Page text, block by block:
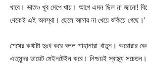
খাবে। ভাতও খুব মেপে খায়। আগে এমন ছিল না জানো!
থেকেই এই অবস্থা। ছেলে আমার না খেয়ে শুকিয়ে গেছে।’
শেষের কথাটা দুঃখ করে বলল শাহানারা খাতুন। অরোরার
এতসুন্দর ডায়েট মেইনটেইন করে। নিশ্চয়ই স্বাস্থ্য